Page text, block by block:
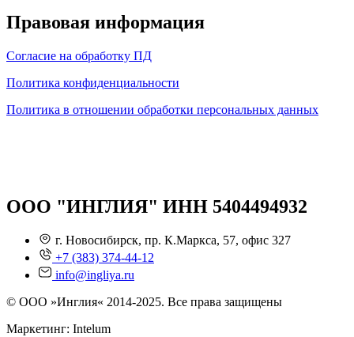
Правовая информация
Согласие на обработку ПД
Политика конфиденциальности
Политика в отношении обработки персональных данных
ООО "ИНГЛИЯ" ИНН 5404494932
г. Новосибирск, пр. К.Маркса, 57, офис 327
+7 (383) 374-44-12
info@ingliya.ru
© ООО »Инглия« 2014-2025. Все права защищены
Маркетинг: Intelum